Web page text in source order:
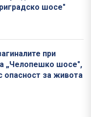
шосе"
при
„Челопешко шосе",
опасност за живота